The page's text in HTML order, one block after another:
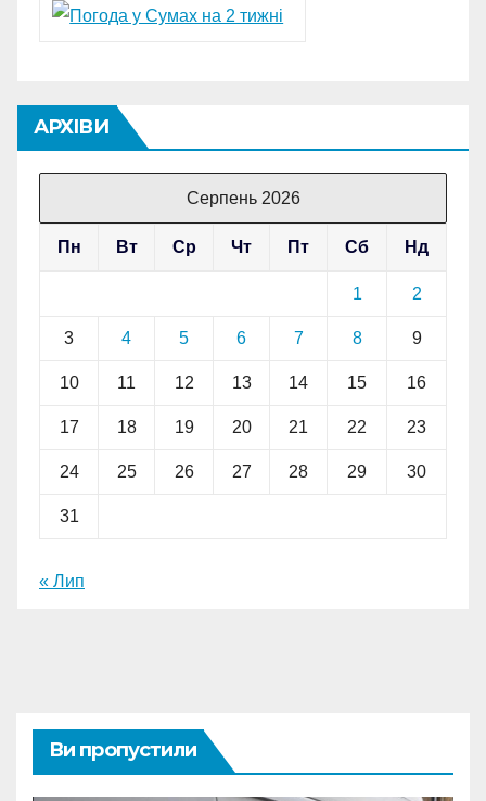
АРХІВИ
Серпень 2026
Пн Вт Ср Чт Пт Сб Нд
1 2
3 4 5 6 7 8 9
10 11 12 13 14 15 16
17 18 19 20 21 22 23
24 25 26 27 28 29 30
31
« Лип
Ви пропустили